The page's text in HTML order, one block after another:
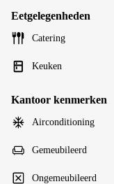
Eetgelegenheden
Catering
Keuken
Kantoor kenmerken
Airconditioning
Gemeubileerd
Ongemeubileerd